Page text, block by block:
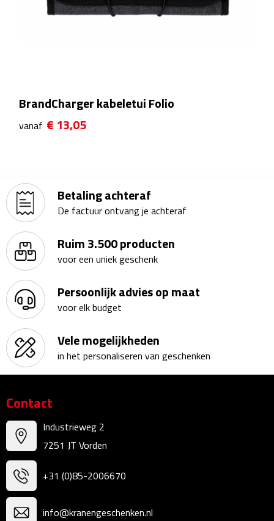
Cocktailglazen
Wijnglazen
Koffieglazen
Theeglazen
Kopjes & Mokken
Kopjes
Schoteltjes
Thermossets
Kantoor & Zakelijk
Agenda's & Kalenders
BrandCharger kabeletui Folio
vanaf € 13,05
Betaling achteraf
De factuur ontvang je achteraf
Ruim 3.500 producten
voor een uniek geschenk
Persoonlijk advies op maat
voor elk budget
Vele mogelijkheden
in het personaliseren van geschenken
Contact
Industrieweg 2
7251 JT Vorden
+31 (0)85-2006670
info@kranengeschenken.nl